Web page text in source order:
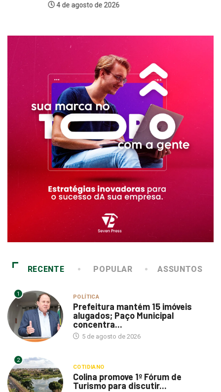
4 de agosto de 2026
RECENTE POPULAR ASSUNTOS
1 POLÍTICA
Prefeitura mantém 15 imóveis
alugados; Paço Municipal
concentra...
5 de agosto de 2026
2
COTIDIANO
Colina promove 1º Fórum de
Turismo para discutir...